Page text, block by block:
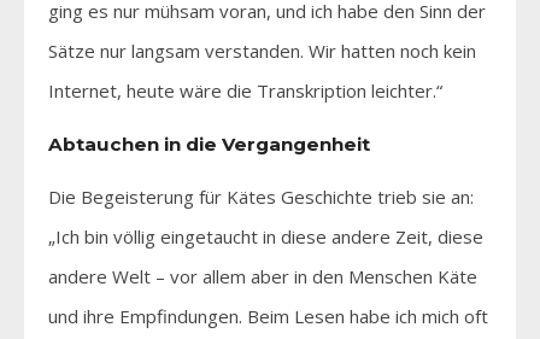
ging es nur mühsam voran, und ich habe den Sinn der
Sätze nur langsam verstanden. Wir hatten noch kein
Internet, heute wäre die Transkription leichter.“
Abtauchen in die Vergangenheit
Die Begeisterung für Kätes Geschichte trieb sie an:
„Ich bin völlig eingetaucht in diese andere Zeit, diese
andere Welt – vor allem aber in den Menschen Käte
und ihre Empfindungen. Beim Lesen habe ich mich oft